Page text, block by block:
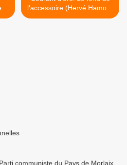
l'accessoire (Hervé Hamon-
Le Télégramme, 3 juillet
communiste du Pays de Morlaix